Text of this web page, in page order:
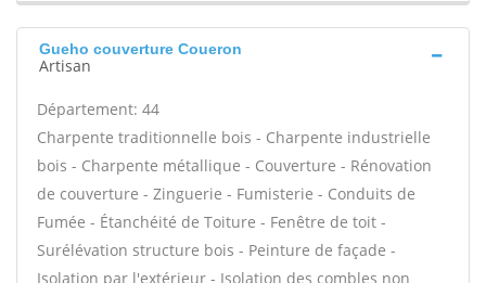
Gueho couverture Coueron
Artisan
Département: 44
Charpente traditionnelle bois - Charpente industrielle
bois - Charpente métallique - Couverture - Rénovation
de couverture - Zinguerie - Fumisterie - Conduits de
Fumée - Étanchéité de Toiture - Fenêtre de toit -
Surélévation structure bois - Peinture de façade -
Isolation par l'extérieur - Isolation des combles non